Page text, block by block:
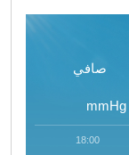
صافي
mmHg
18:00